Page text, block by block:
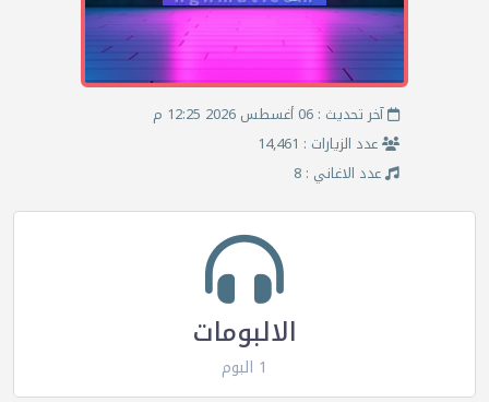
آخر تحديث : 06 أغسطس 2026 12:25 م
عدد الزيارات : 14,461
عدد الاغاني : 8
الالبومات
1 البوم